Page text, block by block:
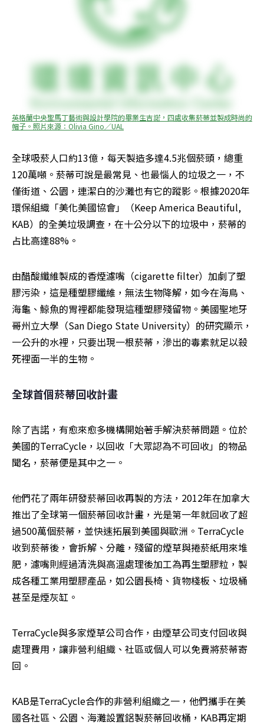
英格蘭中央聖馬丁藝術與設計學院的畢業生吉諾，四處收集菸蒂並製成時尚的
帽子。照片來源：Olivia Gino／UAL
全球吸菸人口約13億，每天製造多達4.5兆個菸頭，總重
120萬噸。菸蒂可說是最常見、也最惱人的垃圾之一，不
僅街道、公園，連潔白的沙灘也有它的蹤影。根據2020年
環保組織「美化美國協會」（Keep America Beautiful,
KAB）的全美垃圾調查，在十公分以下的垃圾中，菸蒂的
占比高達88%。
由醋酸纖維製成的香煙濾嘴（cigarette filter）加劇了塑
膠污染，這是種塑膠纖維，無法生物降解，如今在海鳥、
海龜、鯨魚的胃裡都能發現這種塑膠殘留物。美國聖地牙
哥州立大學（San Diego State University）的研究顯示，
一公升的水裡，只要出現一根菸蒂，滲出的毒素就足以殺
死裡面一半的生物。
全球首個菸蒂回收計畫
除了吉諾，有愈來愈多機構開始著手解決菸蒂問題。位於
美國的TerraCycle，以回收「大眾認為不可回收」的物品
聞名，菸蒂便是其中之一。
他們花了兩年研發菸蒂回收再製的方法，2012年在加拿大
推出了全球第一個菸蒂回收計畫，光是第一年就回收了超
過500萬個菸蒂，並快速拓展到美國與歐洲。TerraCycle
收到菸蒂後，會拆解、分離，殘留的煙草與捲菸紙用來堆
肥，濾嘴則經過清洗與高溫處理後加工為再生塑膠粒，製
成各種工業用塑膠產品，如公園長椅、貨物棧板、垃圾桶
甚至是煙灰缸。
TerraCycle與多家煙草公司合作，由煙草公司支付回收與
處理費用，讓非營利組織、社區或個人可以免費將菸蒂寄
回。
KAB是TerraCycle合作的非營利組織之一，他們攜手在美
國各社區、公園、海灘設置鋁製菸蒂回收桶，KAB再定期